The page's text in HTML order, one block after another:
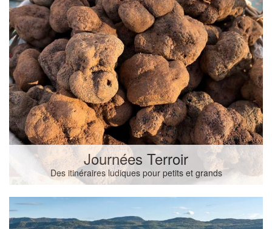
Journées Terroir
Des itinéraires ludiques pour petits et grands